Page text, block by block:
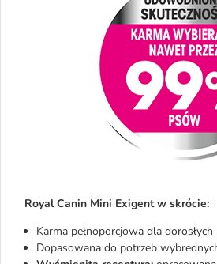
Royal Canin Mini Exigent w skrócie:
Karma pełnoporcjowa dla
Dopasowana do potrzeb